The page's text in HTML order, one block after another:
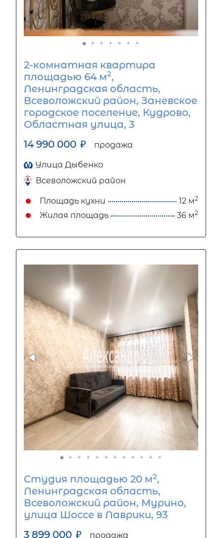
2-комнатная квартира
площадью 64 м2,
Ленинградская область,
Всеволожский район, Заневское
городское поселение, Кудрово,
Областная улица, 3
14 990 000 ₽ продажа
Улица Дыбенко
Всеволожский район
Площадь кухни 12 м2
Жилая площадь 36 м2
Студия площадью 20 м2,
Ленинградская область,
Всеволожский район, Мурино,
улица Шоссе в Лаврики, 93
3 899 000 ₽ продажа